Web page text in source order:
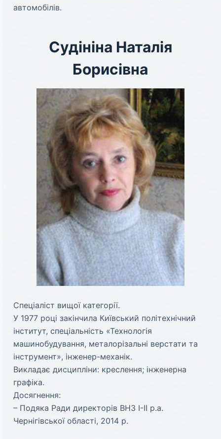
автомобілів.
Судініна Наталія
Борисівна
Спеціаліст вищої категорії.
У 1977 році закінчила Київський політехнічний
інститут, спеціальність «Технологія
машинобудування, металорізальні верстати та
інструмент», інженер-механік.
Викладає дисципліни: креслення; інженерна
графіка.
Досягнення:
– Подяка Ради директорів ВНЗ І-ІІ р.а.
Чернігівської області, 2014 р.